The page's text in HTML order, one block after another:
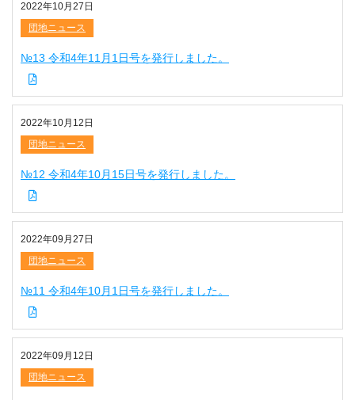
2022年10月27日
団地ニュース
№13 令和4年11月1日号を発行しました。
2022年10月12日
団地ニュース
№12 令和4年10月15日号を発行しました。
2022年09月27日
団地ニュース
№11 令和4年10月1日号を発行しました。
2022年09月12日
団地ニュース